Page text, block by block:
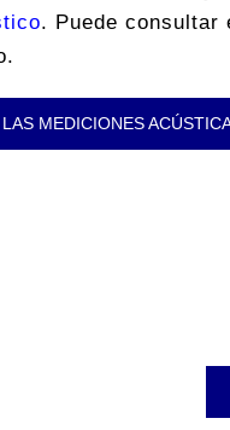
. Puede consultar
MEDICIONES